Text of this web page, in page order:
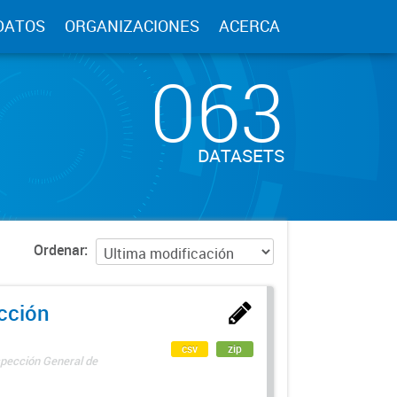
ORGANIZACIONES ACERCA
063
DATASETS
Ordenar
General de
csv zip